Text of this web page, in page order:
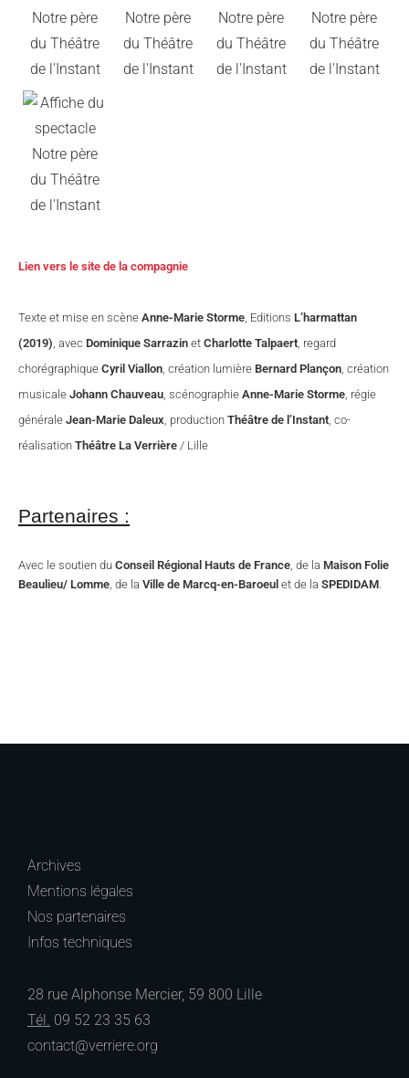
Lien vers le site de la compagnie
Texte et mise en scène Anne-Marie Storme , Editions L’harmattan
(2019) , avec Dominique Sarrazin et Charlotte Talpaert , regard
chorégraphique Cyril Viallon , création lumière Bernard Plançon , création
musicale Johann Chauveau , scénographie Anne-Marie Storme , régie
générale Jean-Marie Daleux , production Théâtre de l’Instant , co-
réalisation Théâtre La Verrière / Lille
Partenaires :
Avec le soutien du Conseil Régional Hauts de France , de la Maison Folie
Beaulieu/ Lomme , de la Ville de Marcq-en-Baroeul et de la SPEDIDAM
Archives
Mentions légales
Nos partenaires
Infos techniques
28 rue Alphonse Mercier, 59 800 Lille
Tél. 09 52 23 35 63
contact@verriere.org